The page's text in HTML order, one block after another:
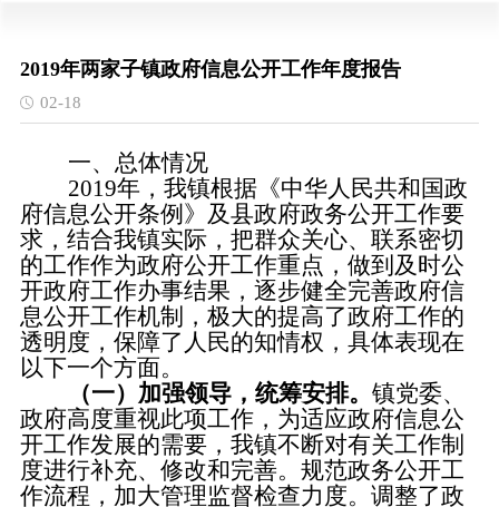
2019年两家子镇政府信息公开工作年度报告
02-18
一、总体情况
2019年，我镇根据《中华人民共和国政
府信息公开条例》 及县政府政务公开工作要
求， 结合我镇实际，把群众关心、联系密切
的工作作为政府公开工作重点， 做到及时公
开政府工作办事结果，逐步健全完善政府信
息公开工作机制，极大的提高了政府工作的
透明度，保障了人民的知情权 ，具体表现在
以下一个方面。
（一）加强领导，统筹安排。 镇党委、
政府高度重视此项工作， 为适应政府信息公
开工作发展的需要，我镇不断对有关工作制
度进行补充、修改和完善。 规范政务公开工
作流程，加大管理监督检查力度。调整了政